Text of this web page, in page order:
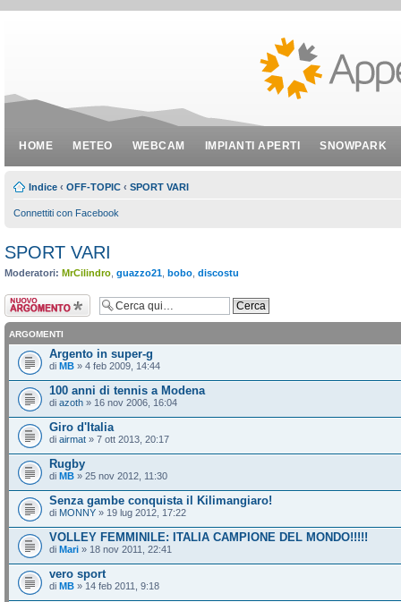
HOME METEO WEBCAM IMPIANTI APERTI SNOWPARK
Indice ‹ OFF-TOPIC ‹ SPORT VARI
Connettiti con Facebook
SPORT VARI
Moderatori: MrCilindro guazzo21 bobo discostu
Scrivi un nuovo
argomento
ARGOMENTI
Argento in super-g
di MB » 4 feb 2009, 14:44
100 anni di tennis a Modena
di azoth » 16 nov 2006, 16:04
Giro d'Italia
di airmat » 7 ott 2013, 20:17
Rugby
di MB » 25 nov 2012, 11:30
Senza gambe conquista il Kilimangiaro!
di MONNY » 19 lug 2012, 17:22
VOLLEY FEMMINILE: ITALIA CAMPIONE DEL MONDO!!!!!
di Mari » 18 nov 2011, 22:41
vero sport
di MB » 14 feb 2011, 9:18